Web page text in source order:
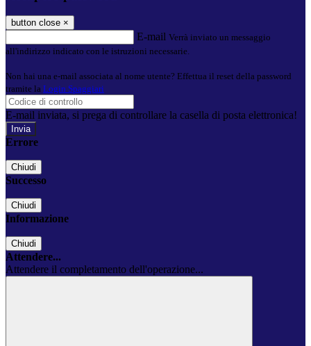
button close ×
E-mail Verrà inviato un messaggio
all'indirizzo indicato con le istruzioni necessarie.
Non hai una e-mail associata al nome utente? Effettua il reset della password
tramite la Login Spaggiari
E-mail inviata, si prega di controllare la casella di posta elettronica!
Errore
Chiudi
Successo
Chiudi
Informazione
Chiudi
Attendere...
Attendere il completamento dell'operazione...